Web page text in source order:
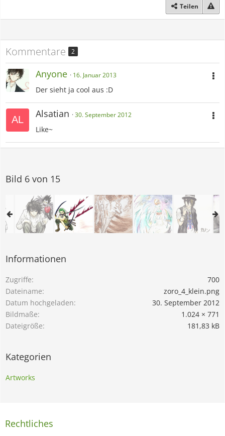
Teilen
Kommentare 2
Anyone 16. Januar 2013
Der sieht ja cool aus :D
Alsatian 30. September 2012
Like~
Bild 6 von 15
Informationen
Zugriffe
700
Dateiname
zoro_4_klein.png
Datum hochgeladen
30. September 2012
Bildmaße
1.024 × 771
Dateigröße
181,83 kB
Kategorien
Artworks
Rechtliches